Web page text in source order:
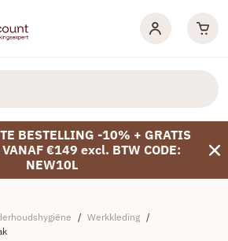
BESTELLING -10% + GRATIS
€149 excl. BTW CODE:
NEW10L
/ Werkkleding /